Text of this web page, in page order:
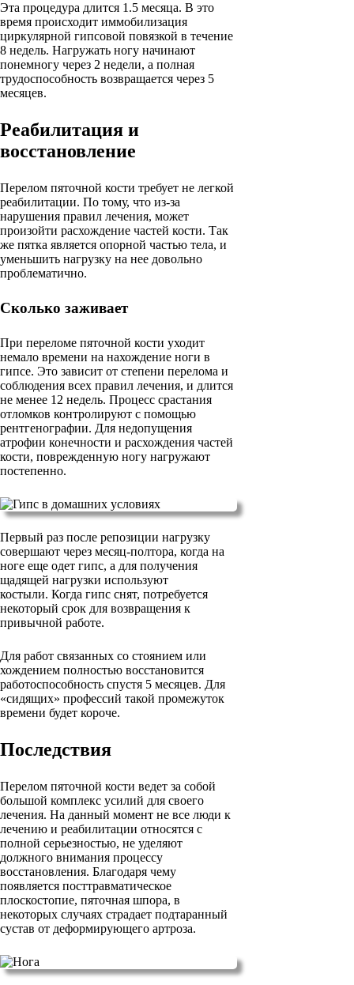
Эта процедура длится 1.5 месяца. В это
время происходит иммобилизация
циркулярной гипсовой повязкой в течение
8 недель. Нагружать ногу начинают
понемногу через 2 недели, а полная
трудоспособность возвращается через 5
месяцев.
Реабилитация и
восстановление
Перелом пяточной кости требует не легкой
реабилитации. По тому, что из-за
нарушения правил лечения, может
произойти расхождение частей кости. Так
же пятка является опорной частью тела, и
уменьшить нагрузку на нее довольно
проблематично.
Сколько заживает
При переломе пяточной кости уходит
немало времени на нахождение ноги в
гипсе. Это зависит от степени перелома и
соблюдения всех правил лечения, и длится
не менее 12 недель. Процесс срастания
отломков контролируют с помощью
рентгенографии. Для недопущения
атрофии конечности и расхождения частей
кости, поврежденную ногу нагружают
постепенно.
Первый раз после репозиции нагрузку
совершают через месяц-полтора, когда на
ноге еще одет гипс, а для получения
щадящей нагрузки используют
костыли. Когда гипс снят, потребуется
некоторый срок для возвращения к
привычной работе.
Для работ связанных со стоянием или
хождением полностью восстановится
работоспособность спустя 5 месяцев. Для
«сидящих» профессий такой промежуток
времени будет короче.
Последствия
Перелом пяточной кости ведет за собой
большой комплекс усилий для своего
лечения. На данный момент не все люди к
лечению и реабилитации относятся с
полной серьезностью, не уделяют
должного внимания процессу
восстановления. Благодаря чему
появляется посттравматическое
плоскостопие, пяточная шпора, в
некоторых случаях страдает подтаранный
сустав от деформирующего артроза.